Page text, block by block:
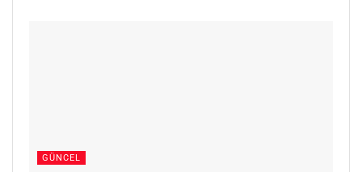
GÜNCEL